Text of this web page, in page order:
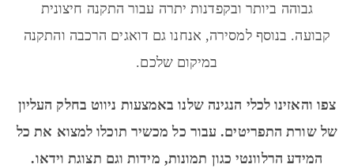
גבוהה ביותר ובקפדנות יתרה עבור התקנה חיצונית
קבועה. בנוסף למסירה, אנחנו גם דואגים הרכבה והתקנה
במיקום שלכם.
צפו והאזינו לכלי הנגינה שלנו באמצעות ניווט בחלק העליון
של שורת התפריטים. עבור כל מכשיר תוכלו למצוא את כל
המידע הרלוונטי כגון תמונות, מידות וגם תצוגת וידאו.